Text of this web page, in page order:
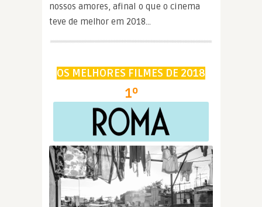
nossos amores, afinal o que o cinema
teve de melhor em 2018…
OS MELHORES FILMES DE 2018
1º